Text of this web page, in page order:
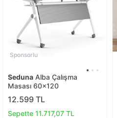
Sponsorlu
Seduna Alba Çalışma
Masası 60x120
12.599 TL
Sepette 11.717,07 TL